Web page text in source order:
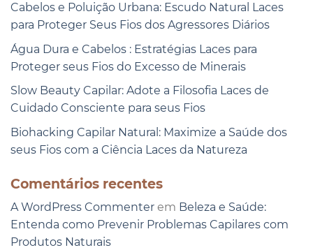
Cabelos e Poluição Urbana: Escudo Natural Laces
para Proteger Seus Fios dos Agressores Diários
Água Dura e Cabelos : Estratégias Laces para
Proteger seus Fios do Excesso de Minerais
Slow Beauty Capilar: Adote a Filosofia Laces de
Cuidado Consciente para seus Fios
Biohacking Capilar Natural: Maximize a Saúde dos
seus Fios com a Ciência Laces da Natureza
Comentários recentes
A WordPress Commenter em Beleza e Saúde:
Entenda como Prevenir Problemas Capilares com
Produtos Naturais